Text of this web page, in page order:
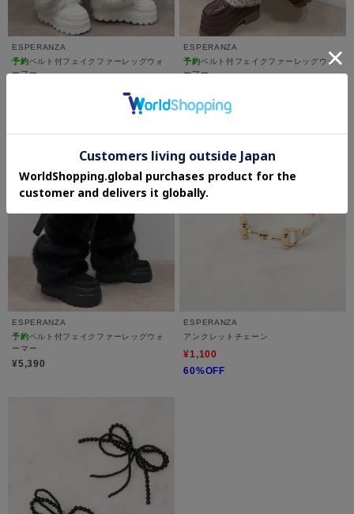
ESPERANZA
予約ベルト付フェイクファーレッグウォ
ーマー
ESPERANZA
予約ベルト付フェイクファーレッグウォ
ーマー
ESPERANZA
予約ベルト付フェイクファーレッグウォ
ーマー
¥5,390
ESPERANZA
アンクレットチェーン
¥1,100
60%OFF